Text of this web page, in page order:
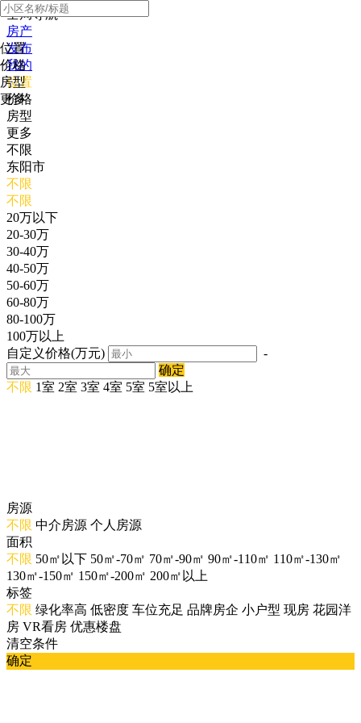
全局导航
房产
发布
我的
位置
价格
房型
更多
位置
价格
房型
更多
不限
东阳市
不限
不限
20万以下
20-30万
30-40万
40-50万
50-60万
60-80万
80-100万
100万以上
自定义价格(万元)
-
确定
不限 1室 2室 3室 4室 5室 5室以上
房源
不限 中介房源 个人房源
面积
不限 50㎡以下 50㎡-70㎡ 70㎡-90㎡ 90㎡-110㎡ 110㎡-130㎡
130㎡-150㎡ 150㎡-200㎡ 200㎡以上
标签
不限 绿化率高 低密度 车位充足 品牌房企 小户型 现房 花园洋
房 VR看房 优惠楼盘
清空条件
确定